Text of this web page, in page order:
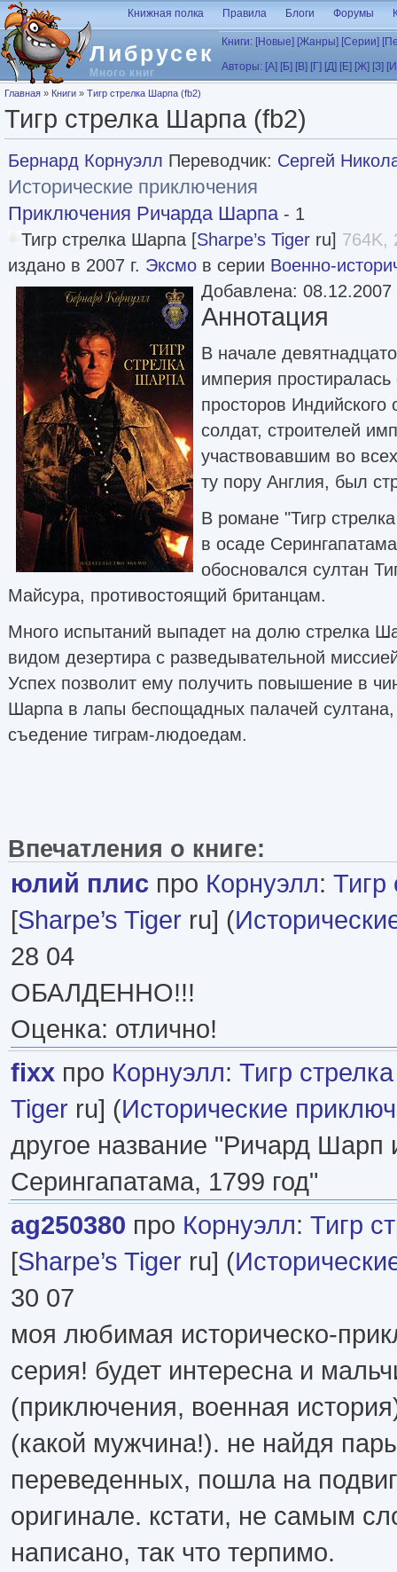
Перейти к основному содержанию
Либрусек
Много книг
Книжная полка Правила Блоги Форумы
Книги: [Новые] [Жанры] [Серии]
Авторы: [А] [Б] [В] [Г] [Д] [Е] [Ж] [З]
Вы здесь
Главная » Книги » Тигр стрелка Шарпа (fb2)
Тигр стрелка Шарпа (fb2)
Бернард Корнуэлл Переводчик: Сергей
Исторические приключения
Приключения Ричарда Шарпа - 1
Тигр стрелка Шарпа [Sharpe’s Tiger ru] 764K,
издано в 2007 г. Эксмо в серии Военно-
Добавлена: 08.12.2007
Аннотация
В начале
империя
просторов
солдат, строителей
участвовавшим во
ту пору Англия, был
В романе "Тигр
в осаде
обосновался султан
Майсура, противостоящий британцам.
Много испытаний выпадет на долю стрелка
видом дезертира с разведывательной
Успех позволит ему получить повышение в
Шарпа в лапы беспощадных палачей султана,
съедение тиграм-людоедам.
Впечатления о книге:
юлий плис про Корнуэлл: Тигр
[Sharpe’s Tiger ru] (
28 04
ОБАЛДЕННО!!!
Оценка: отлично!
fixх про Корнуэлл: Тигр
Tiger ru] (Исторические
другое название "Ричард Шарп
Серингапатама, 1799 год"
ag250380 про Корнуэлл: Тигр
[Sharpe’s Tiger ru] (
30 07
моя любимая историческо-
серия! будет интересна и
(приключения, военная
(какой мужчина!). не найдя
переведенных, пошла на
оригинале. кстати, не самым
написано, так что терпимо.